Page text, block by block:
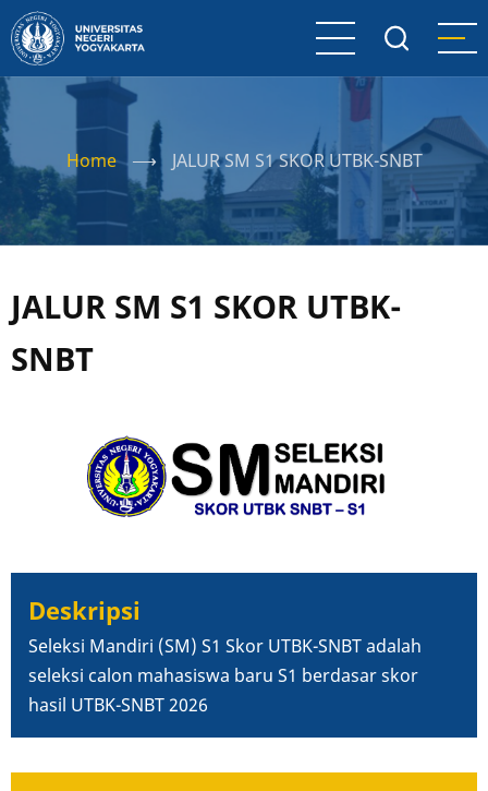
Skip
to
main
content
Home ⟶ JALUR SM S1 SKOR UTBK-SNBT
JALUR SM S1 SKOR UTBK-
SNBT
Deskripsi
Seleksi Mandiri (SM) S1 Skor UTBK-SNBT adalah
seleksi calon mahasiswa baru S1 berdasar skor
hasil UTBK-SNBT 2026